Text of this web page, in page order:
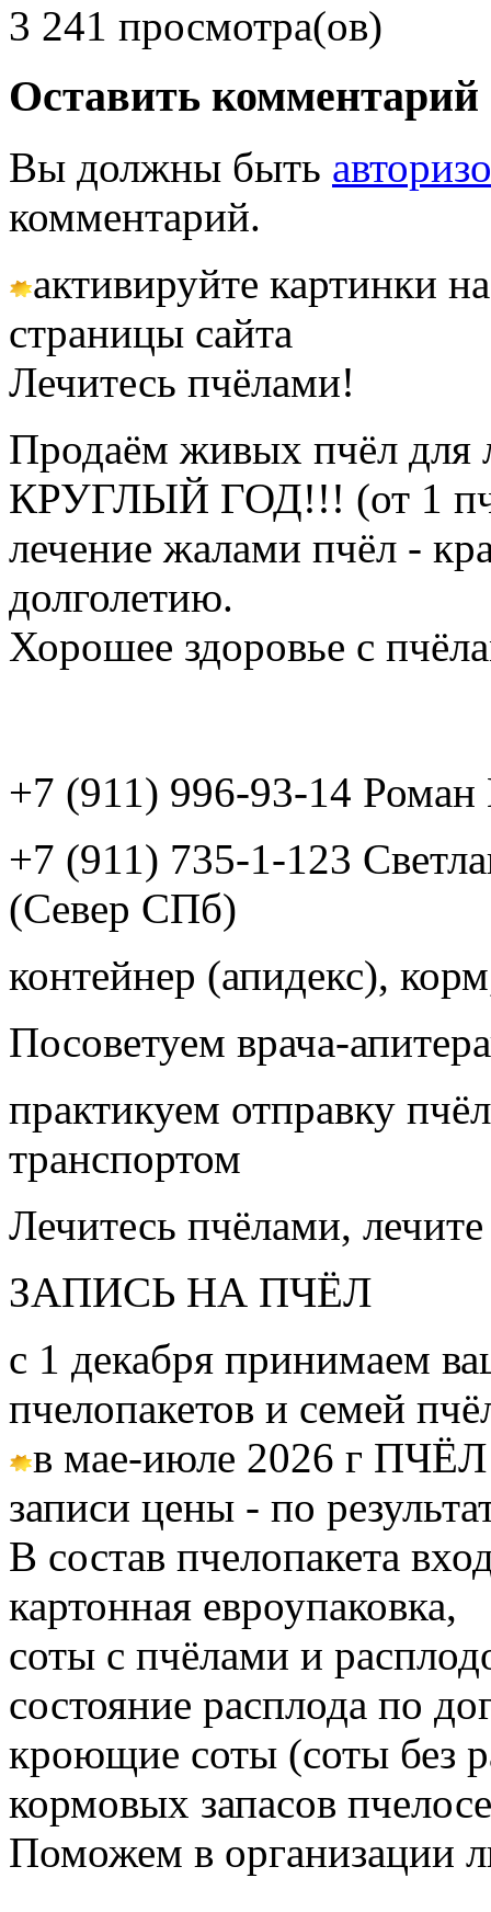
3 241 просмотра(ов)
Оставить комментарий
Вы должны быть
комментарий.
активируйте картинки
страницы сайта
Лечитесь пчёлами!
Продаём живых пчёл для
КРУГЛЫЙ ГОД!!! (от 1
лечение жалами пчёл -
долголетию.
Хорошее здоровье с
+7 (911) 996-93-14
+7 (911) 735-1-123
(Север СПб)
контейнер (апидекс),
Посоветуем врача-
практикуем отправку
транспортом
Лечитесь пчёлами,
ЗАПИСЬ НА ПЧЁЛ
с 1 декабря принимаем
пчелопакетов и семей
в мае-июле 2026 г
записи цены - по
В состав пчелопакета
картонная евроупаковка,
соты с пчёлами и
состояние расплода по
кроющие соты (соты без
кормовых запасов
Поможем в организации